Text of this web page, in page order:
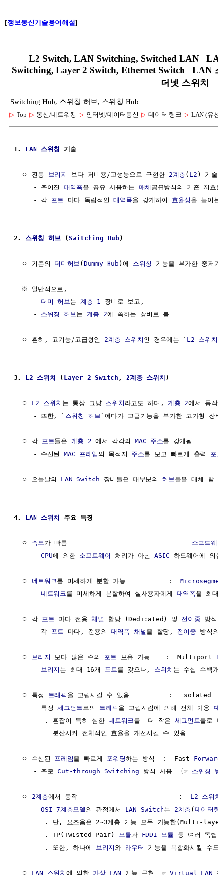
[정보통신기술용어해설]
L2 Switch, LAN Switching, Switched LAN
Switching, Layer 2 Switch, Ethernet Switch LAN
더넷 스위치
Switching Hub, 스위칭 허브, 스위칭 Hub
▷ Top ▷ 통신/네트워킹 ▷ 인터넷/데이터통신 ▷ 데이터 링크 ▷ LAN (유
1. LAN 스위칭 기술
  ㅇ 전통
브리지 보다 저비용/고성능으로 구현한 2계층 ( L2 ) 기술
     - 주어진
대역폭을 공유 사용하는 매체 공유방식의 기존 저
     - 각
포트 마다 독립적인 대역폭을 갖게하여 효율성 을 높이
2. 스위칭 허브 (Switching Hub)
  ㅇ 기존의
더미허브 (Dummy Hub )에 스위칭 기능을 부가한 중저
  ※ 일반적으로,
     -
더미 허브 는 계층 1
장비로 보고,
     -
스위칭 허브 는 계층 2에 속하는 장비로 봄
  ㅇ 흔히, 고기능/고급형인
2계층 스위치 인 경우에는 ` L2 스위치
3. L2 스위치 ( Layer 2 Switch , 2계층 스위치 )
  ㅇ
L2 스위치 는 통상 그냥 스위치 라고도 하며, 계층 2에서 동
     - 또한, `
스위칭 허브 `에다가 고급기능을 부가한 고가형 장
  ㅇ 각
포트 들은 계층 2 에서 각각의 MAC 주소를 갖게됨
     - 수신된
MAC 프레임 의 목적지 주소를 보고 빠르게 출력 포
  ㅇ 오늘날의
LAN Switch 장비들은 대부분의 허브 들을 대체 함
4. LAN 스위치 주요 특징
  ㅇ
속도 가 빠름                             : 소프트
     -
CPU에 의한 소프트웨어 처리가 아닌 ASIC 하드웨어에
  ㅇ
네트워크 를 미세하게 분할 가능           :
     -
네트워크 를 미세하게 분할하여 실사용자에게 대역폭을 최
  ㅇ 각
포트 마다 전용 채널 할당 (Dedicated) 및 전이중 방
     - 각
포트 마다, 전용의 대역폭 채널 을 할당, 전이중 방식
  ㅇ
브리지 보다 많은 수의 포트 보유 가능    :  Multiport
     -
브리지 는 최대 16개 포트 를 갖으나, 스위치 는 수십 수백
  ㅇ 특정
트래픽 을 고립시킬 수 있음          :  Isolated
     - 특정
세그먼트 로의 트래픽 을 고립시킴에 의해 전체 가용
        . 혼잡이 특히 심한
네트워크 를  더 작은 세그먼트 들로
          분산시켜 전체적인 효율을 개선시킬 수 있음
  ㅇ 수신된
프레임 을 빠르게 포워딩하는 방식  :  Fast
     - 주로
Cut-through Switching 방식 사용  (☞ 스위칭
  ㅇ
2계층에서 동작                          : L2
스위
     -
OSI 7계층모델 의 관점에서 LAN Switch는 2계층 (데이터
. 단, 요즈음은 2~3계층 기능 모두 가능한(Multi-
        . TP(Twisted Pair)
모듈과 FDDI 모듈 등 여러 독
        . 또한, 하나에
브리지와 라우터 기능을 복합화시킬 수
  ㅇ
LAN 스위치에 의한 가상 LAN 기능 구현  ☞ Virtual LAN